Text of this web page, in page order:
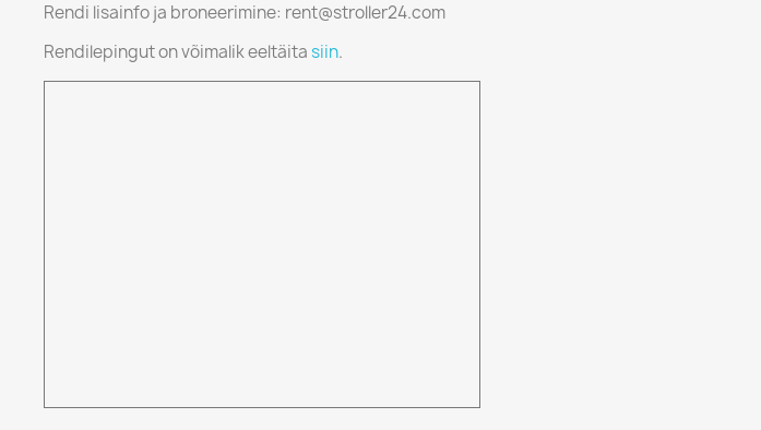
Rendi lisainfo ja broneerimine: rent@stroller24.com
Rendilepingut on võimalik eeltäitasiin.